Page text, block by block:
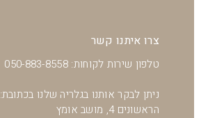
צרו איתנו קשר
טלפון שירות לקוחות: 050-883-8558
ניתן לבקר אותנו בגלריה שלנו בכתובת:
הראשונים 4, מושב אומץ